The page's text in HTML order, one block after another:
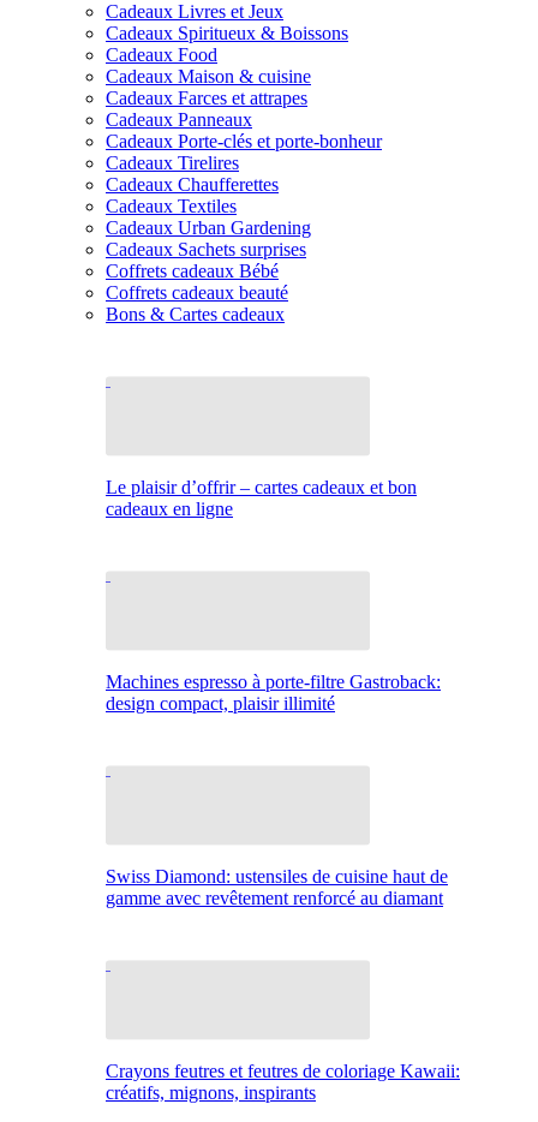
Cadeaux Livres et Jeux
Cadeaux Spiritueux & Boissons
Cadeaux Food
Cadeaux Maison & cuisine
Cadeaux Farces et attrapes
Cadeaux Panneaux
Cadeaux Porte-clés et porte-bonheur
Cadeaux Tirelires
Cadeaux Chaufferettes
Cadeaux Textiles
Cadeaux Urban Gardening
Cadeaux Sachets surprises
Coffrets cadeaux Bébé
Coffrets cadeaux beauté
Bons & Cartes cadeaux
Le plaisir d’offrir – cartes cadeaux et bon
cadeaux en ligne
Machines espresso à porte-filtre Gastroback:
design compact, plaisir illimité
Swiss Diamond: ustensiles de cuisine haut de
gamme avec revêtement renforcé au diamant
Crayons feutres et feutres de coloriage Kawaii:
créatifs, mignons, inspirants